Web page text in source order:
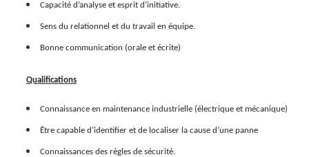
Capacité d’analyse et esprit d’initiative.
Sens du relationnel et du travail en équipe.
Bonne communication (orale et écrite)
Qualifications
Connaissance en maintenance industrielle (électrique et mécanique)
Être capable d’identifier et de localiser la cause d’une panne
Connaissances des règles de sécurité.